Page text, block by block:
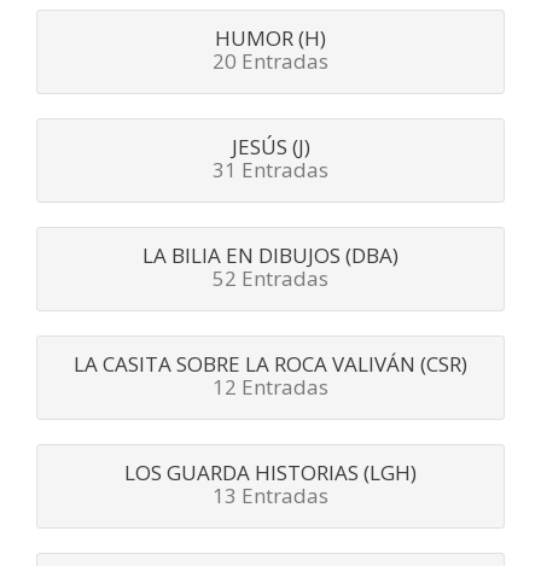
HUMOR (H)
20 Entradas
JESÚS (J)
31 Entradas
LA BILIA EN DIBUJOS (DBA)
52 Entradas
LA CASITA SOBRE LA ROCA VALIVÁN (CSR)
12 Entradas
LOS GUARDA HISTORIAS (LGH)
13 Entradas